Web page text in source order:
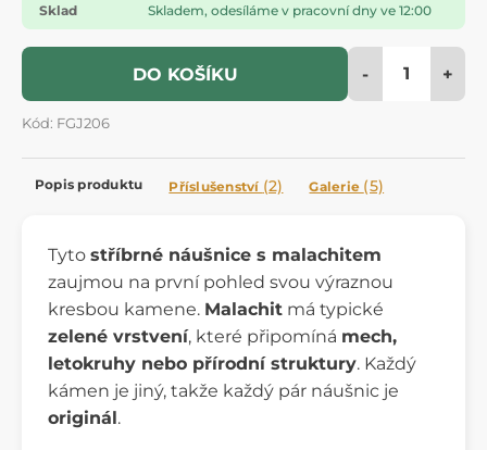
Sklad
Skladem, odesíláme v pracovní dny ve 12:00
DO KOŠÍKU - +
Kód: FGJ206
Popis produktu Příslušenství (2) Galerie (5)
Tyto stříbrné náušnice s malachitem
zaujmou na první pohled svou výraznou
kresbou kamene. Malachit má typické
zelené vrstvení, které připomíná mech,
letokruhy nebo přírodní struktury. Každý
kámen je jiný, takže každý pár náušnic je
originál.